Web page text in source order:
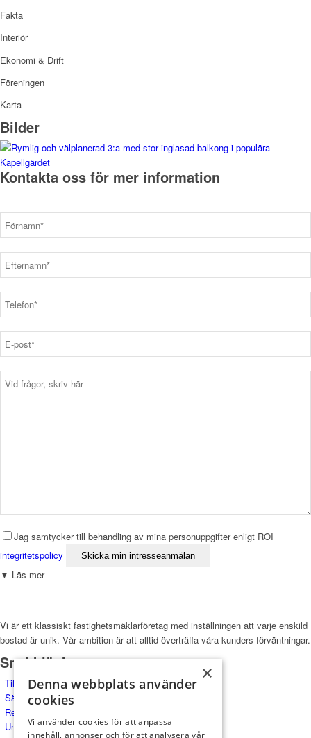
Fakta
Interiör
Ekonomi & Drift
Föreningen
Karta
Bilder
Kontakta oss för mer information
Jag samtycker till behandling av mina personuppgifter enligt ROI
integritetspolicy
▼ Läs mer
Vi är ett klassiskt fastighetsmäklarföretag med inställningen att varje enskild
bostad är unik. Vår ambition är att alltid överträffa våra kunders förväntningar.
Snabblänkar
Till salu
Sälj med oss
Referenser
Underhand
×
Denna webbplats använder
cookies
Vi använder cookies för att anpassa
innehåll, annonser och för att analysera vår